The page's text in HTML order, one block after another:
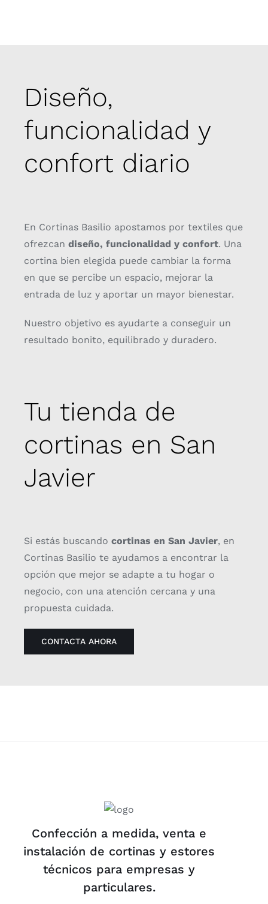
Diseño,
funcionalidad y
confort diario
En Cortinas Basilio apostamos por textiles que
ofrezcan diseño, funcionalidad y confort. Una
cortina bien elegida puede cambiar la forma
en que se percibe un espacio, mejorar la
entrada de luz y aportar un mayor bienestar.
Nuestro objetivo es ayudarte a conseguir un
resultado bonito, equilibrado y duradero.
Tu tienda de
cortinas en San
Javier
Si estás buscando cortinas en San Javier, en
Cortinas Basilio te ayudamos a encontrar la
opción que mejor se adapte a tu hogar o
negocio, con una atención cercana y una
propuesta cuidada.
CONTACTA AHORA
Confección a medida, venta e
instalación de cortinas y estores
técnicos para empresas y
particulares.